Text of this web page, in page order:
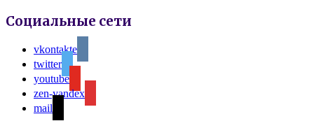
Социальные сети
vkontakte
twitter
youtube
zen-yandex
mail